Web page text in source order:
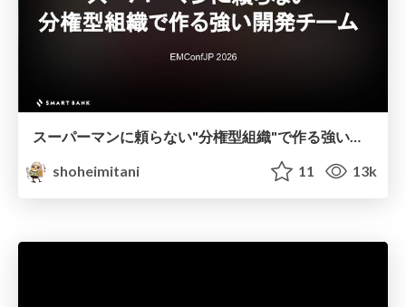
スーパーマンに頼らない"分権型組織"で作る強い開発チーム
shoheimitani
11 13k